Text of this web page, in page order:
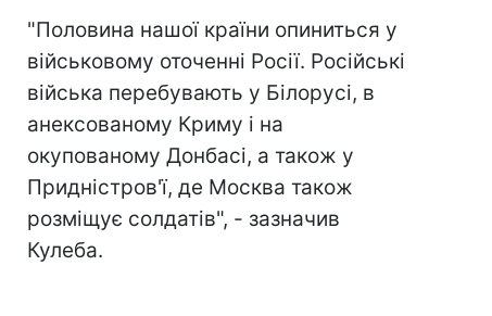
"Половина нашої країни опиниться у
військовому оточенні Росії. Російські
війська перебувають у Білорусі, в
анексованому Криму і на
окупованому Донбасі, а також у
Придністров'ї, де Москва також
розміщує солдатів", - зазначив
Кулеба.